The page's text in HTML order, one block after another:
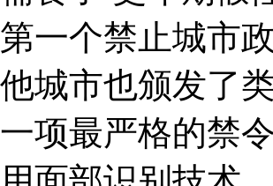
第一个禁止城市
他城市也颁发了
一项最严格的禁